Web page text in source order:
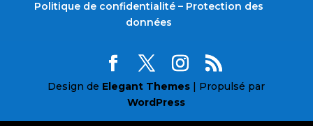
Politique de confidentialité – Protection des
données
Design de Elegant Themes | Propulsé par
WordPress